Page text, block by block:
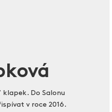
Do Salonu
v roce 2016.